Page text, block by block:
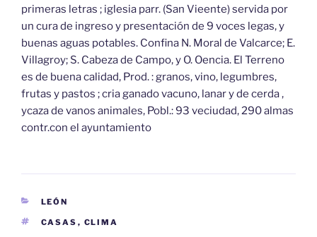
primeras letras ; iglesia parr. (San Vieente) servida por
un cura de ingreso y presentación de 9 voces legas, y
buenas aguas potables. Confina N. Moral de Valcarce; E.
Villagroy; S. Cabeza de Campo, y O. Oencia. El Terreno
es de buena calidad, Prod. : granos, vino, legumbres,
frutas y pastos ; cria ganado vacuno, lanar y de cerda ,
ycaza de vanos animales, Pobl.: 93 veciudad, 290 almas
contr.con el ayuntamiento
CATEGORÍAS
LEÓN
ETIQUETAS
CASAS , CLIMA